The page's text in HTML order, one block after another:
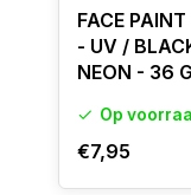
FACE
- UV /
NEON - 36 G
Op
€7,95